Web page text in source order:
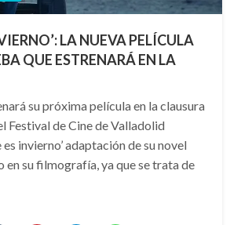
LA NUEVA PELÍCULA
QUE ESTRENARÁ EN LA
su próxima película en la clausura
Festival de Cine de Valladolid
es invierno’ adaptación de su novel
en su filmografía, ya que se trata de